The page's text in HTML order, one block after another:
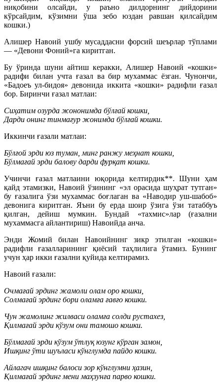
ниқобини олсайди, у раъно дилдорнинг дийдорини
кўрсайдим, кўзимни ўша зебо юздан равшан қилсайдим
кошки.)
Алишер Навоий ушбу мусаддасни форсий шеърлар тўплами
— «Девони Фоний»га киритган.
Бу ўринда шуни айтиш керакки, Алишер Навоий «кошки»
радифи билан учта ғазал ва бир мухаммас ёзган. Чунончи,
«Бадоеъ ул-бидоя» девонида иккита «кошки» радифли ғазал
бор. Биринчи ғазал матлаи:
Сиҳатим озурда жононимда бўлғай кошки,
Дарди онинг тинмағур жонимда бўлғай кошки.
Иккинчи ғазали матлаи:
Бўлғой эрди юз туман, минг ранжу меҳнат кошки,
Бўлмағай эрди балову дарди фурқат кошки.
Учинчи ғазал матлаини юқорида келтирдик**. Шуни ҳам
қайд этамизки, Навоий ўзининг «эл орасида шуҳрат тутган»
бу ғазалига ўзи мухаммас боғлаган ва «Наводир уш-шабоб»
девонига киритган. Яъни бу ерда шоир ўзига ўзи татаббуъ
қилган, дейиш мумкин. Бундай «тахмис»лар (ғазални
мухаммасга айлантириш) Навоийда анча.
Энди Жомий билан Навоийнинг зикр этилган «кошки»
радифли ғазалларининг қиёсий таҳлилига ўтамиз. Бунинг
учун ҳар икки ғазални қуйида келтирамиз.
Навоий ғазали:
Очмағай эрдинг жамоли олам оро кошки,
Солмағай эрдинг бори оламға ғавғо кошки.
Чун жамолинг жилваси оламға солди рустахез,
Қилмағай эрди кўзум они тамошо кошки.
Бўлмағай эрди кўзум ўтлуқ юзунг кўрган замон,
Ишқинг ўти шуъласи кўнглумда пайдо кошки.
Айлагач ишқинг балоси зор кўнглумни ҳазин,
Қилмағай эрдинг мени маҳзунға парво кошки.